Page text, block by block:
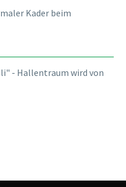
Kader beim
- Hallentraum wird von